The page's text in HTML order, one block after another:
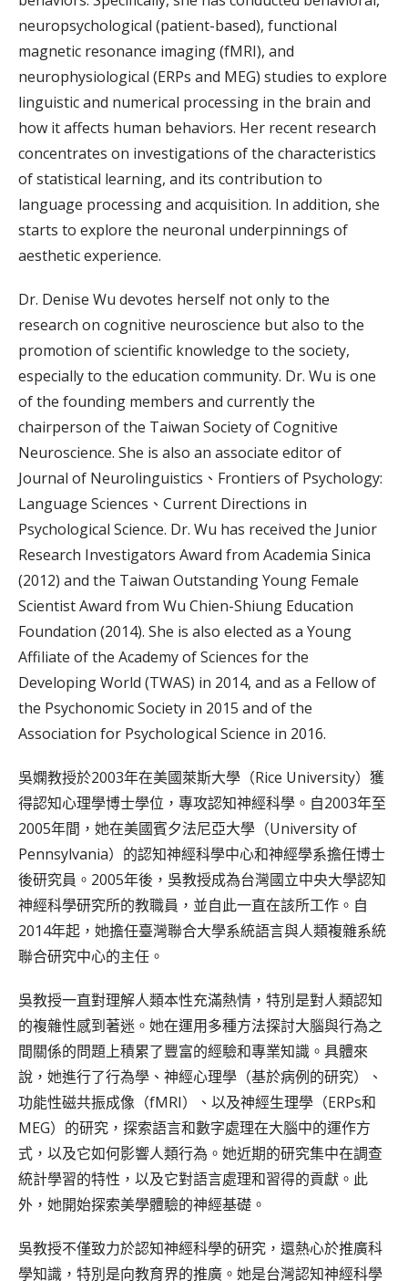
neuropsychological (patient-based), functional
magnetic resonance imaging (fMRI), and
neurophysiological (ERPs and MEG) studies to explore
linguistic and numerical processing in the brain and
how it affects human behaviors. Her recent research
concentrates on investigations of the characteristics
of statistical learning, and its contribution to
language processing and acquisition. In addition, she
starts to explore the neuronal underpinnings of
aesthetic experience.
Dr. Denise Wu devotes herself not only to the
research on cognitive neuroscience but also to the
promotion of scientific knowledge to the society,
especially to the education community. Dr. Wu is one
of the founding members and currently the
chairperson of the Taiwan Society of Cognitive
Neuroscience. She is also an associate editor of
Journal of Neurolinguistics、Frontiers of Psychology:
Language Sciences、Current Directions in
Psychological Science. Dr. Wu has received the Junior
Research Investigators Award from Academia Sinica
(2012) and the Taiwan Outstanding Young Female
Scientist Award from Wu Chien-Shiung Education
Foundation (2014). She is also elected as a Young
Affiliate of the Academy of Sciences for the
Developing World (TWAS) in 2014, and as a Fellow of
the Psychonomic Society in 2015 and of the
Association for Psychological Science in 2016.
吳嫻教授於2003年在美國萊斯大學（Rice University）獲
得認知心理學博士學位，專攻認知神經科學。自2003年至
2005年間，她在美國賓夕法尼亞大學（University of
Pennsylvania）的認知神經科學中心和神經學系擔任博士
後研究員。2005年後，吳教授成為台灣國立中央大學認知
神經科學研究所的教職員，並自此一直在該所工作。自
2014年起，她擔任臺灣聯合大學系統語言與人類複雜系統
聯合研究中心的主任。
吳教授一直對理解人類本性充滿熱情，特別是對人類認知
的複雜性感到著迷。她在運用多種方法探討大腦與行為之
間關係的問題上積累了豐富的經驗和專業知識。具體來
說，她進行了行為學、神經心理學（基於病例的研究）、
功能性磁共振成像（fMRI）、以及神經生理學（ERPs和
MEG）的研究，探索語言和數字處理在大腦中的運作方
式，以及它如何影響人類行為。她近期的研究集中在調查
統計學習的特性，以及它對語言處理和習得的貢獻。此
外，她開始探索美學體驗的神經基礎。
吳教授不僅致力於認知神經科學的研究，還熱心於推廣科
學知識，特別是向教育界的推廣。她是台灣認知神經科學